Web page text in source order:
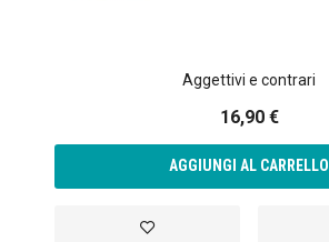
Aggettivi e contrari
16,90 €
AGGIUNGI AL CARRELLO
Aggiungi alla lista desideri